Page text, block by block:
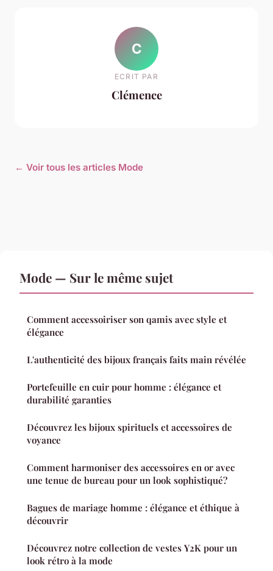
C
ECRIT PAR
Clémence
← Voir tous les articles Mode
Mode — Sur le même sujet
Comment accessoiriser son qamis avec style et
élégance
L'authenticité des bijoux français faits main révélée
Portefeuille en cuir pour homme : élégance et
durabilité garanties
Découvrez les bijoux spirituels et accessoires de
voyance
Comment harmoniser des accessoires en or avec
une tenue de bureau pour un look sophistiqué?
Bagues de mariage homme : élégance et éthique à
découvrir
Découvrez notre collection de vestes Y2K pour un
look rétro à la mode